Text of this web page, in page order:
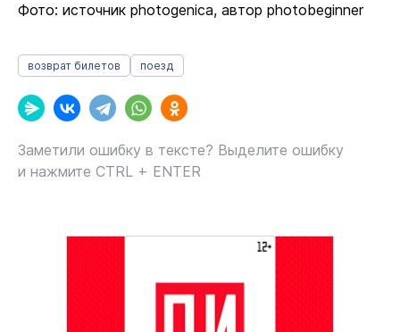
Фото: источник photogenica, автор photobeginner
возврат билетов поезд
Заметили ошибку в тексте? Выделите ошибку
и нажмите CTRL + ENTER